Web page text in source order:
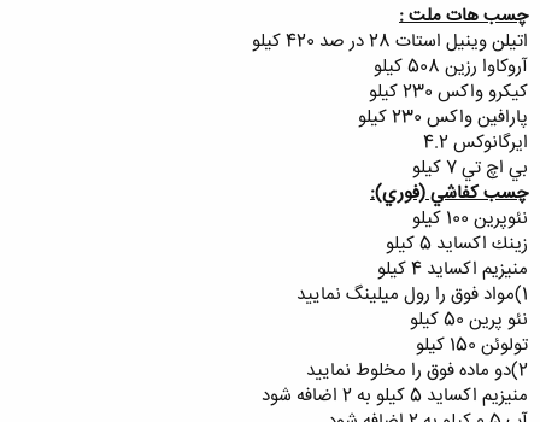
چسب هات ملت :
اتيلن وينيل استات 28 در صد 420 كيلو
آروكاوا رزين 508 كيلو
كيكرو واكس 230 كيلو
پارافين واكس 230 كيلو
ايرگانوكس 4.2
بي اچ تي 7 كيلو
چسب كفاشي (فوري):
نئوپرين 100 كيلو
زينك اكسايد 5 كيلو
منيزيم اكسايد 4 كيلو
1)مواد فوق را رول ميلينگ نماييد
نئو پرين 50 كيلو
تولوئن 150 كيلو
2)دو ماده فوق را مخلوط نماييد
منيزيم اكسايد 5 كيلو به 2 اضافه شود